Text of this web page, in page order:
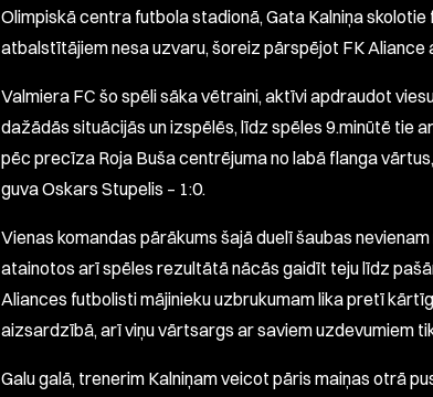
Olimpiskā centra futbola stadionā, Gata Kalniņa
atbalstītājiem nesa uzvaru, šoreiz pārspējot FK Aliance
Valmiera FC šo spēli sāka vētraini, aktīvi apdraudot
dažādās situācijās un izspēlēs, līdz spēles 9.minūtē tie
pēc precīza Roja Buša centrējuma no labā flanga
guva Oskars Stupelis – 1:0.
Vienas komandas pārākums šajā duelī šaubas
atainotos arī spēles rezultātā nācās gaidīt teju līdz
Aliances futbolisti mājinieku uzbrukumam lika pretī
aizsardzībā, arī viņu vārtsargs ar saviem uzdevumiem
Galu galā, trenerim Kalniņam veicot pāris maiņas otrā